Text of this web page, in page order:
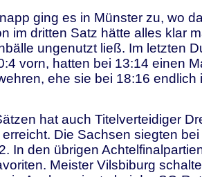
ging es in Münster zu, wo
im dritten Satz hätte alles klar
ungenutzt ließ. Im letzten
vorn, hatten bei 13:14 einen
ehe sie bei 18:16 endlich
hat auch Titelverteidiger
Die Sachsen siegten
In den übrigen
Meister Vilsbiburg